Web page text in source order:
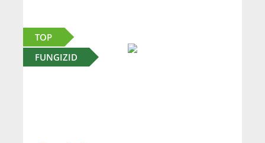
TOP
FUNGIZID